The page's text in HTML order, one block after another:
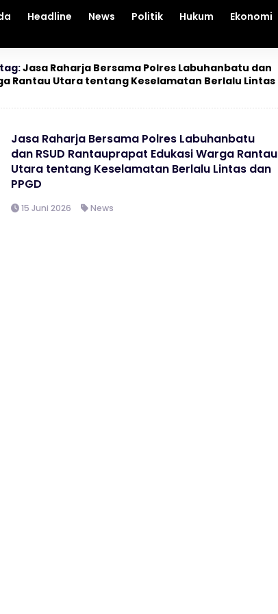
Headline News Politik Hukum Ekonomi
Jasa Raharja Bersama Polres Labuhanbatu dan
Rantau Utara tentang Keselamatan Berlalu Lintas
Jasa Raharja Bersama Polres Labuhanbatu
dan RSUD Rantauprapat Edukasi Warga Rantau
Utara tentang Keselamatan Berlalu Lintas dan
PPGD
15 Juni 2026 News